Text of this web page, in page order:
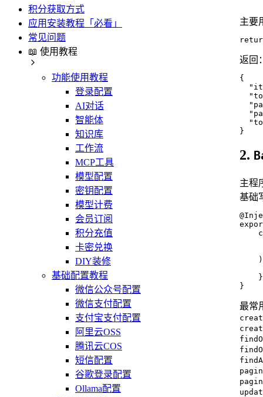
积分获取方式
应用安装教程「必看」
常见问题
📖 使用教程
功能使用教程
登录配置
AI对话
智能体
知识库
工作流
MCP工具
模型配置
密钥配置
模型计费
会员订阅
积分充值
卡密兑换
DIY装修
基础配置教程
微信公众号配置
微信支付配置
支付宝支付配置
阿里云OSS
腾讯云COS
短信配置
谷歌登录配置
Ollama配置
主要
返回
{
}
2.
主程
基础
    }
}
最常